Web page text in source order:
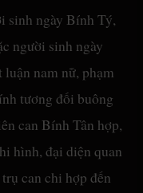
sinh ngày Bính Tý,
người sinh ngày
nam nữ, phạm
tương đối buông
can Bính Tân hợp,
hình, đại diện quan
can chi hợp đến